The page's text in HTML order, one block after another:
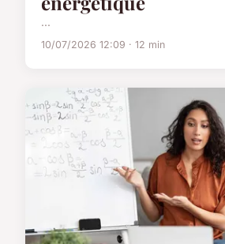
...
10/07/2026 12:09 · 12 min